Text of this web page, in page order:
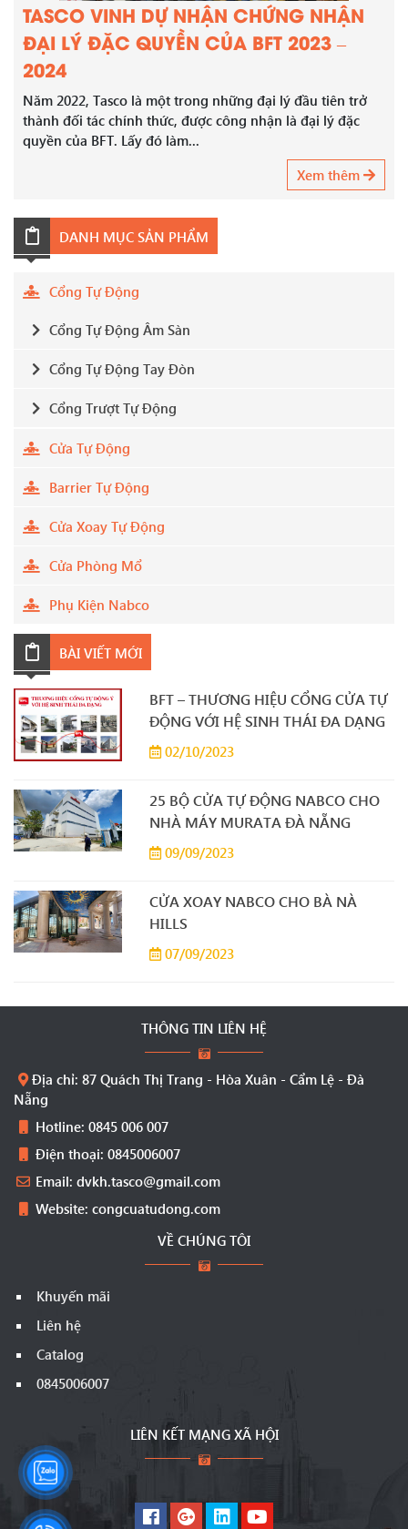
TASCO VINH DỰ NHẬN CHỨNG NHẬN
ĐẠI LÝ ĐẶC QUYỀN CỦA BFT 2023 –
2024
Năm 2022, Tasco là một trong những đại lý đầu tiên trở
thành đối tác chính thức, được công nhận là đại lý đặc
quyền của BFT. Lấy đó làm...
Xem thêm
DANH MỤC SẢN PHẨM
Cổng Tự Động
Cổng Tự Động Âm Sàn
Cổng Tự Động Tay Đòn
Cổng Trượt Tự Động
Cửa Tự Động
Barrier Tự Động
Cửa Xoay Tự Động
Cửa Phòng Mổ
Phụ Kiện Nabco
BÀI VIẾT MỚI
BFT – THƯƠNG HIỆU CỔNG CỬA TỰ
ĐỘNG VỚI HỆ SINH THÁI ĐA DẠNG
02/10/2023
25 BỘ CỬA TỰ ĐỘNG NABCO CHO
NHÀ MÁY MURATA ĐÀ NẴNG
09/09/2023
CỬA XOAY NABCO CHO BÀ NÀ
HILLS
07/09/2023
THÔNG TIN LIÊN HỆ
Địa chỉ: 87 Quách Thị Trang - Hòa Xuân - Cẩm Lệ - Đà
Nẵng
Hotline: 0845 006 007
Điện thoại: 0845006007
Email: dvkh.tasco@gmail.com
Website: congcuatudong.com
VỀ CHÚNG TÔI
Khuyến mãi
Liên hệ
Catalog
0845006007
LIÊN KẾT MẠNG XÃ HỘI